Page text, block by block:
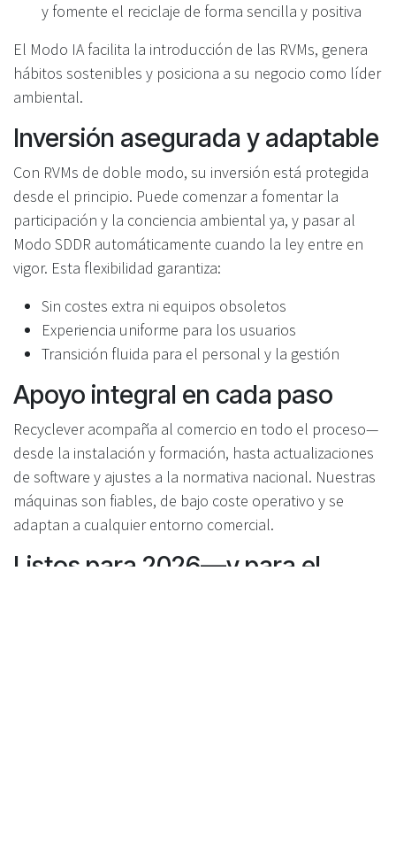
y fomente el reciclaje de forma sencilla y positiva
El Modo IA facilita la introducción de las RVMs, genera
hábitos sostenibles y posiciona a su negocio como líder
ambiental.
Inversión asegurada y adaptable
Con RVMs de doble modo, su inversión está protegida
desde el principio. Puede comenzar a fomentar la
participación y la conciencia ambiental ya, y pasar al
Modo SDDR automáticamente cuando la ley entre en
vigor. Esta flexibilidad garantiza:
Sin costes extra ni equipos obsoletos
Experiencia uniforme para los usuarios
Transición fluida para el personal y la gestión
Apoyo integral en cada paso
Recyclever acompaña al comercio en todo el proceso—
desde la instalación y formación, hasta actualizaciones
de software y ajustes a la normativa nacional. Nuestras
máquinas son fiables, de bajo coste operativo y se
adaptan a cualquier entorno comercial.
Listos para 2026—y para el